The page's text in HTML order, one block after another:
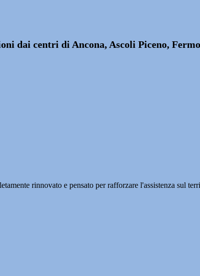
dai centri di Ancona, Ascoli Piceno,
rinnovato e pensato per rafforzare l'assistenza sul